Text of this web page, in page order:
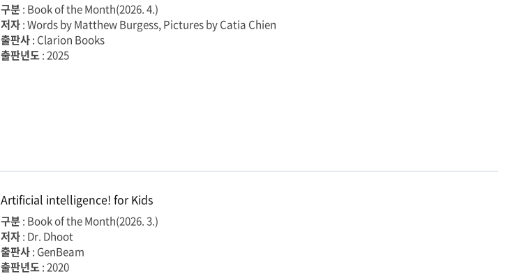
구분: Book of the Month(2026. 4.)
저자: Words by Matthew Burgess, Pictures by Catia Chien
출판사: Clarion Books
출판년도: 2025
Artificial intelligence! for Kids
구분: Book of the Month(2026. 3.)
저자: Dr. Dhoot
출판사: GenBeam
출판년도: 2020